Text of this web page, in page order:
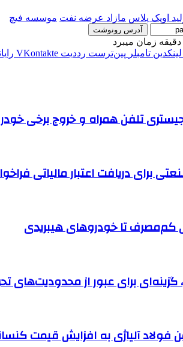
اوپک پلاس مازاد عرضه نفت موسسه فیچ
آدرس رونوشت
لینکدین ‫تامبلر ‫پین‌ترست ‫رددیت ‫VKontakte
تلفن همراه و خروج برخی
برای دریافت اعتبار مالیاتی
کم‌مصرف تا خودروهای هیبریدی
گزینه‌ای برای عبور از محدودیت‌های
فولاد آلیاژی به افزایش قیمت